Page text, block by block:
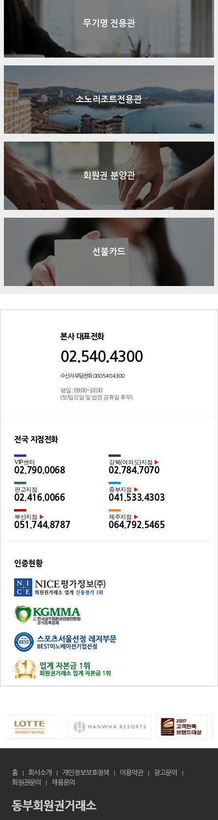
무기명 전용관
소노리조트전용관
회원권 분양관
선불카드
본사 대표전화
02.540.4300
수신자 부담전화 080.540.4300
평일 : 09:00~18:00
(토/일요일 및 법정 공휴일 후무)
전국 지점전화
VIP센터
02.790.0068
강북(여의도)지점 ▶
02.784.7070
판교지점
02.416.0066
중부지점 ▶
041.533.4303
부산지점 ▶
051.744.8787
제주지점 ▶
064.792.5465
인증현황
홈 회사소개 개인정보보호정책 이용약관
광고문의
회원권문의
채용문의